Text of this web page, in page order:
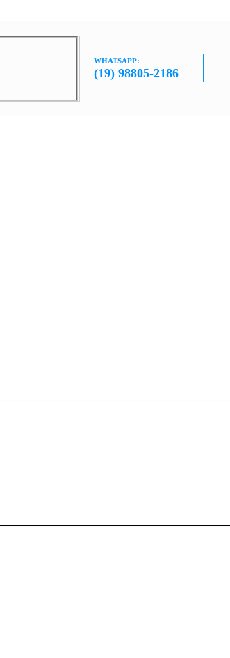
WHATSAPP:
(19) 98805-2186